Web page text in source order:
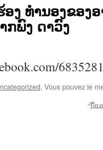
ອງ ທຳນອງຂອ
ພົງ ດາວົງ
. Vous pouvez le
“ນີ້ແ